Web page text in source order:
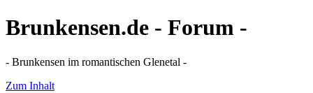
Brunkensen.de - Forum -
- Brunkensen im romantischen Glenetal -
Zum Inhalt